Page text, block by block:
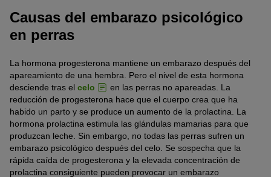
Causas del embarazo psicológico
en perras
La hormona progesterona mantiene un embarazo después del
apareamiento de una hembra. Pero el nivel de esta hormona
desciende tras el celo
en las perras no apareadas. La
reducción de progesterona hace que el cuerpo crea que ha
habido un parto y se produce un aumento de la prolactina. La
hormona prolactina estimula las glándulas mamarias para que
produzcan leche. Sin embargo, no todas las perras sufren un
embarazo psicológico después del celo. Se sospecha que la
rápida caída de progesterona y la elevada concentración de
prolactina consiguiente pueden provocar un embarazo